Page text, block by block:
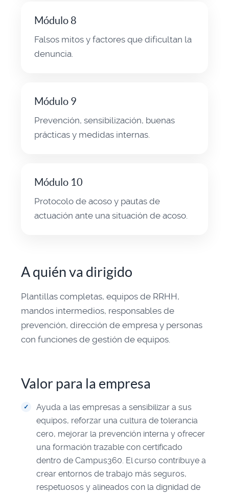
Módulo 8
Falsos mitos y factores que dificultan la
denuncia.
Módulo 9
Prevención, sensibilización, buenas
prácticas y medidas internas.
Módulo 10
Protocolo de acoso y pautas de
actuación ante una situación de acoso.
A quién va dirigido
Plantillas completas, equipos de RRHH,
mandos intermedios, responsables de
prevención, dirección de empresa y personas
con funciones de gestión de equipos.
Valor para la empresa
Ayuda a las empresas a sensibilizar a sus
equipos, reforzar una cultura de tolerancia
cero, mejorar la prevención interna y ofrecer
una formación trazable con certificado
dentro de Campus360. El curso contribuye a
crear entornos de trabajo más seguros,
respetuosos y alineados con la dignidad de